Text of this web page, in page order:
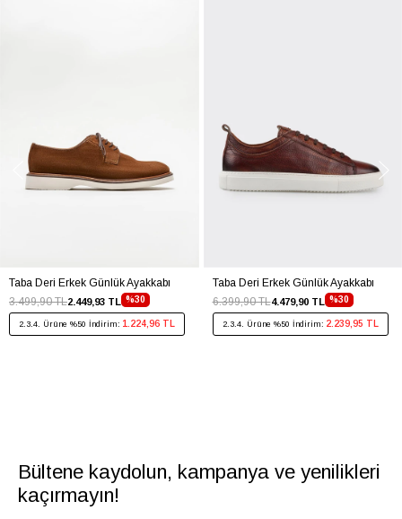
Taba Deri Erkek Günlük Ayakkabı
%30
2.449,93 TL
3.499,90 TL
2.3.4. Ürüne %50 İndirim: 1.224,96 TL
Taba Deri Erkek Günlük Ayakkabı
%30
4.479,90 TL
6.399,90 TL
2.3.4. Ürüne %50 İndirim: 2.239,95 TL
Bültene kaydolun, kampanya ve yenilikleri
kaçırmayın!